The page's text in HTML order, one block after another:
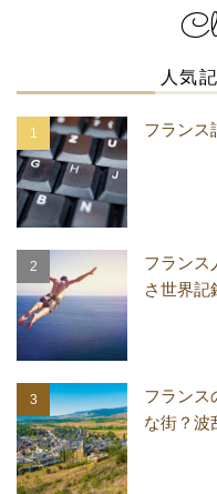
人気
フランス
フランス
さ世界
フランス
な街？波